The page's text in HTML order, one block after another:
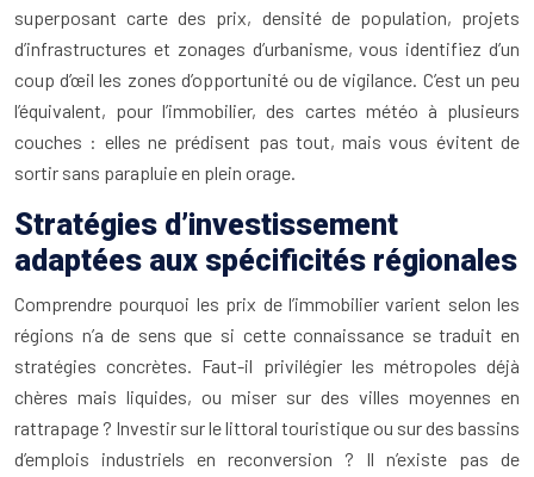
superposant carte des prix, densité de population, projets
d’infrastructures et zonages d’urbanisme, vous identifiez d’un
coup d’œil les zones d’opportunité ou de vigilance. C’est un peu
l’équivalent, pour l’immobilier, des cartes météo à plusieurs
couches : elles ne prédisent pas tout, mais vous évitent de
sortir sans parapluie en plein orage.
Stratégies d’investissement
adaptées aux spécificités régionales
Comprendre pourquoi les prix de l’immobilier varient selon les
régions n’a de sens que si cette connaissance se traduit en
stratégies concrètes. Faut-il privilégier les métropoles déjà
chères mais liquides, ou miser sur des villes moyennes en
rattrapage ? Investir sur le littoral touristique ou sur des bassins
d’emplois industriels en reconversion ? Il n’existe pas de